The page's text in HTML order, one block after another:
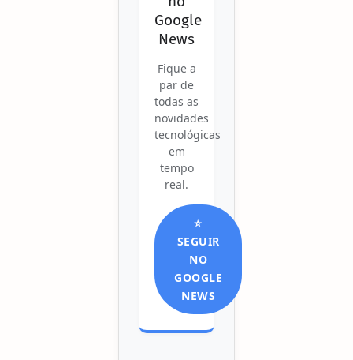
Google
News
Fique a
par de
todas as
novidades
tecnológicas
em
tempo
real.
⭐
SEGUIR
NO
GOOGLE
NEWS